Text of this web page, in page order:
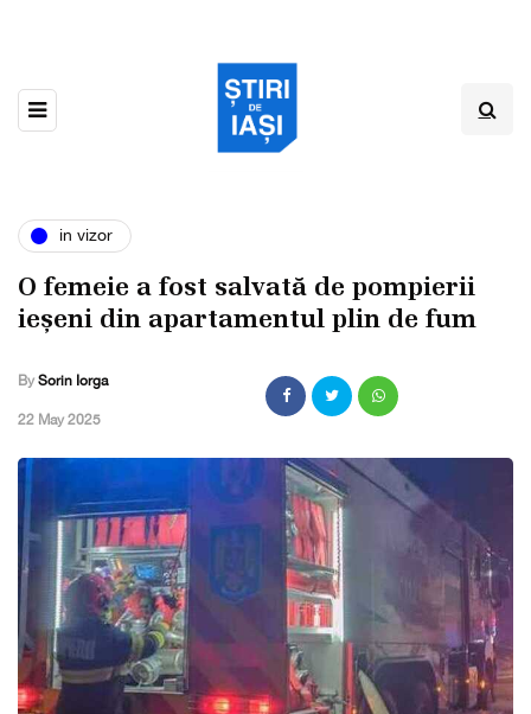
in vizor
O femeie a fost salvată de pompierii
ieșeni din apartamentul plin de fum
By Sorin Iorga
,22 May 2025